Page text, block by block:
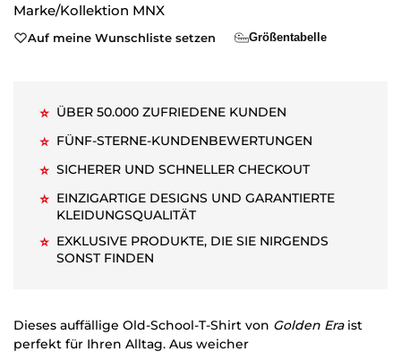
Marke/Kollektion MNX
Auf meine Wunschliste setzen Größentabelle
⭐ ÜBER 50.000 ZUFRIEDENE KUNDEN
⭐ FÜNF-STERNE-KUNDENBEWERTUNGEN
⭐ SICHERER UND SCHNELLER CHECKOUT
⭐ EINZIGARTIGE DESIGNS UND GARANTIERTE
KLEIDUNGSQUALITÄT
⭐ EXKLUSIVE PRODUKTE, DIE SIE NIRGENDS
SONST FINDEN
Dieses auffällige Old-School-T-Shirt von Golden Eraist
perfekt für Ihren Alltag. Aus weicher